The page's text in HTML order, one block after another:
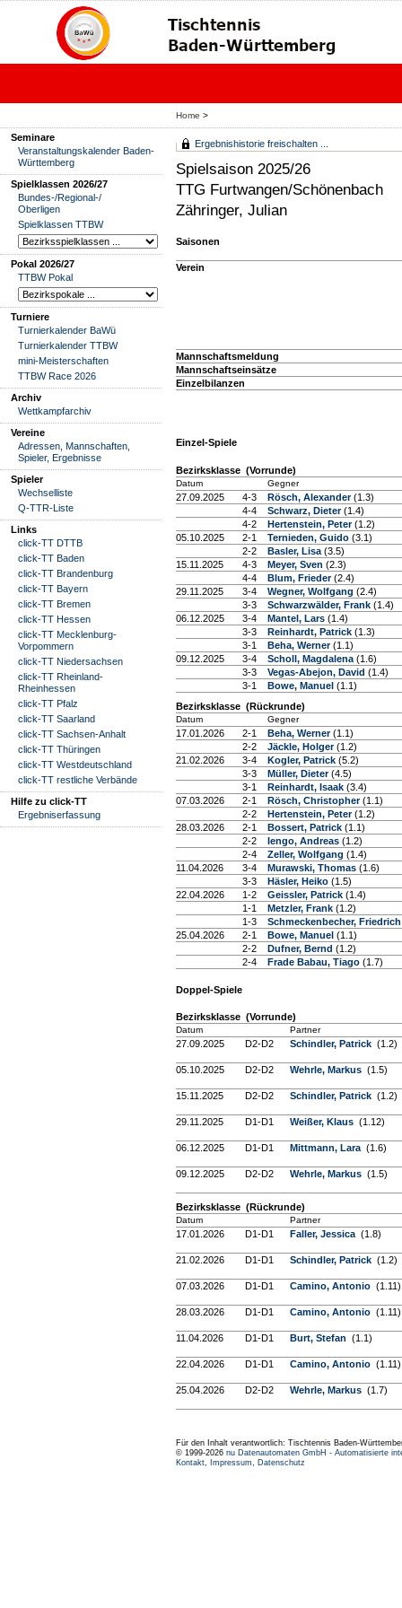
Home >
Seminare
Veranstaltungskalender Baden-
Württemberg
Spielklassen 2026/27
Bundes-/Regional-/
Oberligen
Spielklassen TTBW
Pokal 2026/27
TTBW Pokal
Turniere
Turnierkalender BaWü
Turnierkalender TTBW
mini-Meisterschaften
TTBW Race 2026
Archiv
Wettkampfarchiv
Vereine
Adressen, Mannschaften,
Spieler, Ergebnisse
Spieler
Wechselliste
Q-TTR-Liste
Links
click-TT DTTB
click-TT Baden
click-TT Brandenburg
click-TT Bayern
click-TT Bremen
click-TT Hessen
click-TT Mecklenburg-
Vorpommern
click-TT Niedersachsen
click-TT Rheinland-
Rheinhessen
click-TT Pfalz
click-TT Saarland
click-TT Sachsen-Anhalt
click-TT Thüringen
click-TT Westdeutschland
click-TT restliche Verbände
Hilfe zu click-TT
Ergebniserfassung
Ergebnishistorie freischalten ...
Spielsaison 2025/26
TTG Furtwangen/Schönenbach
Zähringer, Julian
Saisonen
Verein
Mannschaftsmeldung
Mannschaftseinsätze
Einzelbilanzen
Einzel-Spiele
Bezirksklasse (Vorrunde)
Datum Gegner
27.09.2025 4-3 Rösch, Alexander(1.3)
4-4
Schwarz, Dieter(1.4)
4-2
Hertenstein, Peter(1.2)
05.10.2025
2-1 Ternieden, Guido (3.1)
2-2
Basler, Lisa (3.5)
15.11.2025
4-3 Meyer, Sven (2.3)
4-4
Blum, Frieder(2.4)
29.11.2025
3-4 Wegner, Wolfgang (2.4)
3-3
Schwarzwälder, Frank (1.4)
06.12.2025
3-4 Mantel, Lars (1.4)
3-3
Reinhardt, Patrick (1.3)
3-1
Beha, Werner(1.1)
09.12.2025
3-4 Scholl, Magdalena (1.6)
3-3
Vegas-Abejon, David (1.4)
3-1
Bowe, Manuel (1.1)
Bezirksklasse (Rückrunde)
Datum Gegner
17.01.2026 2-1 Beha, Werner(1.1)
2-2
Jäckle, Holger(1.2)
21.02.2026
3-4 Kogler, Patrick (5.2)
3-3
Müller, Dieter(4.5)
3-1
Reinhardt, Isaak (3.4)
07.03.2026
2-1 Rösch, Christopher(1.1)
2-2
Hertenstein, Peter(1.2)
28.03.2026
2-1 Bossert, Patrick (1.1)
2-2
Iengo, Andreas (1.2)
2-4
Zeller, Wolfgang (1.4)
11.04.2026
3-4 Murawski, Thomas (1.6)
3-3
Häsler, Heiko (1.5)
22.04.2026
1-2 Geissler, Patrick (1.4)
1-1
Metzler, Frank (1.2)
1-3
Schmeckenbecher,
25.04.2026
2-1 Bowe, Manuel (1.1)
2-2
Dufner, Bernd (1.2)
2-4
Frade Babau, Tiago (1.7)
Doppel-Spiele
Bezirksklasse (Vorrunde)
Datum Partner
27.09.2025 D2-D2 Schindler, Patrick (1.2)
05.10.2025 D2-D2 Wehrle, Markus (1.5)
15.11.2025 D2-D2 Schindler, Patrick (1.2)
29.11.2025 D1-D1 Weißer, Klaus (1.12)
06.12.2025 D1-D1 Mittmann, Lara (1.6)
09.12.2025 D2-D2 Wehrle, Markus (1.5)
Bezirksklasse (Rückrunde)
Datum Partner
17.01.2026 D1-D1 Faller, Jessica (1.8)
21.02.2026 D1-D1 Schindler, Patrick (1.2)
07.03.2026 D1-D1 Camino, Antonio (1.11)
28.03.2026 D1-D1 Camino, Antonio (1.11)
11.04.2026 D1-D1 Burt, Stefan (1.1)
22.04.2026 D1-D1 Camino, Antonio (1.11)
25.04.2026 D2-D2 Wehrle, Markus (1.7)
Für den Inhalt verantwortlich: Tischtennis Baden-
© 1999-2026 nu Datenautomaten GmbH - Automatisierte
Kontakt, Impressum, Datenschutz